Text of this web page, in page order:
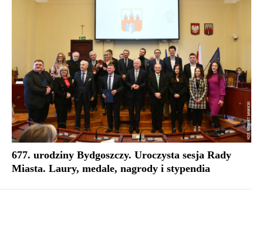
677. urodziny Bydgoszczy. Uroczysta sesja Rady
Miasta. Laury, medale, nagrody i stypendia